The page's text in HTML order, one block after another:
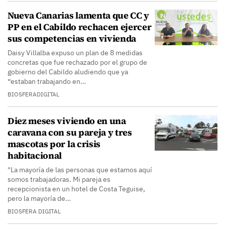
Nueva Canarias lamenta que CC y
PP en el Cabildo rechacen ejercer
sus competencias en vivienda
Daisy Villalba expuso un plan de 8 medidas
concretas que fue rechazado por el grupo de
gobierno del Cabildo aludiendo que ya
“estaban trabajando en…
BIOSFERADIGITAL
Diez meses viviendo en una
caravana con su pareja y tres
mascotas por la crisis
habitacional
"La mayoría de las personas que estamos aquí
somos trabajadoras. Mi pareja es
recepcionista en un hotel de Costa Teguise,
pero la mayoría de…
BIOSFERA DIGITAL